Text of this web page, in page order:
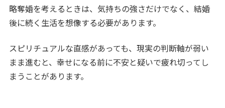
略奪婚を考えるときは、気持ちの強さだけでなく、結婚
後に続く生活を想像する必要があります。
スピリチュアルな直感があっても、現実の判断軸が弱い
まま進むと、幸せになる前に不安と疑いで疲れ切ってし
まうことがあります。